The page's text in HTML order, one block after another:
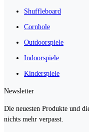
Shuffleboard
Cornhole
Outdoorspiele
Indoorspiele
Kinderspiele
Newsletter
Die neuesten Produkte und
nichts mehr verpasst.